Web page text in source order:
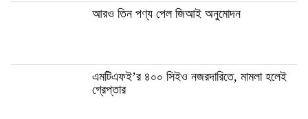
আরও তিন পণ্য পেল জিআই অনুমোদন
এমটিএফই’র ৪০০ সিইও নজরদারিতে, মামলা হলেই
গ্রেপ্তার